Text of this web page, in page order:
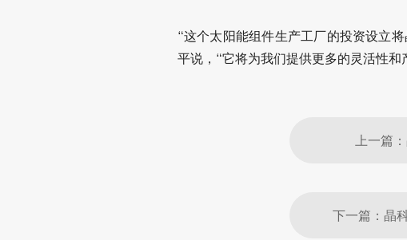
“这个太阳能组件生产工厂的投资设立
平说，“它将为我们提供更多的灵活性和
上一篇
下一篇：晶